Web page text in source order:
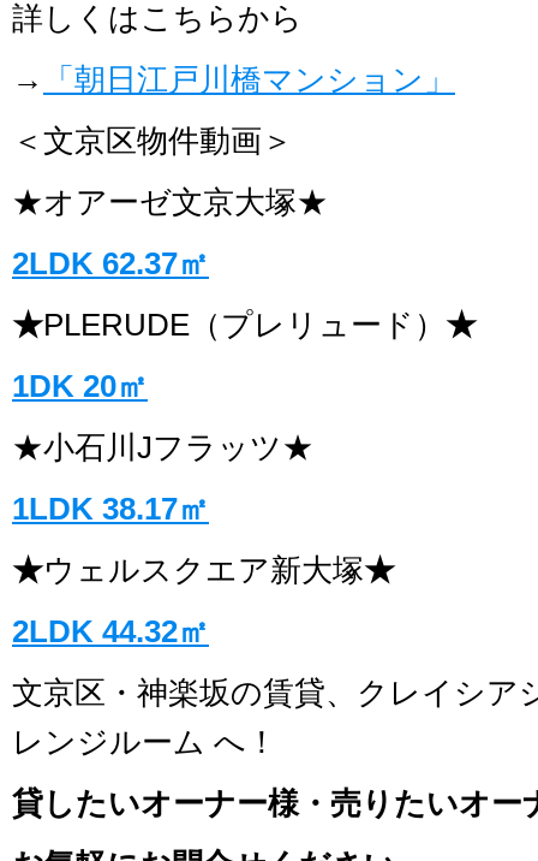
詳しくはこちらから
→
「朝日江戸川橋マンション」
＜文京区物件動画＞
★オアーゼ文京大塚★
2LDK 62.37㎡
★PLERUDE（プレリュード） ★
1DK 20㎡
★小石川Jフラッツ★
1LDK 38.17㎡
★ウェルスクエア新大塚★
2LDK 44.32㎡
文京区・神楽坂の賃貸、クレイシア
レンジルーム へ！
貸したいオーナー様・売りたいオー